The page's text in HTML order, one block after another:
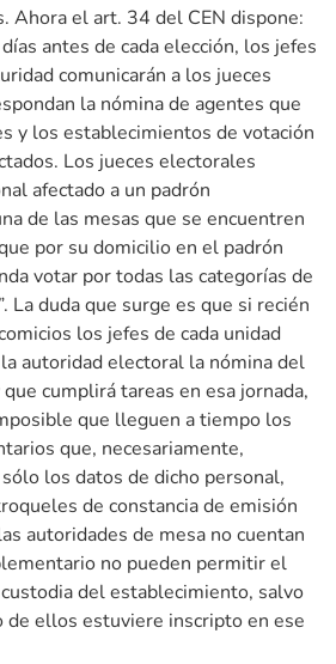
Ahora el art. 34 del CEN dispone:
antes de cada elección, los jefes
comunicarán a los jueces
la nómina de agentes que
y los establecimientos de votación
Los jueces electorales
afectado a un padrón
de las mesas que se encuentren
por su domicilio en el padrón
votar por todas las categorías de
La duda que surge es que si recién
los jefes de cada unidad
autoridad electoral la nómina del
cumplirá tareas en esa jornada,
que lleguen a tiempo los
que, necesariamente,
los datos de dicho personal,
de constancia de emisión
autoridades de mesa no cuentan
no pueden permitir el
del establecimiento, salvo
de ellos estuviere inscripto en ese